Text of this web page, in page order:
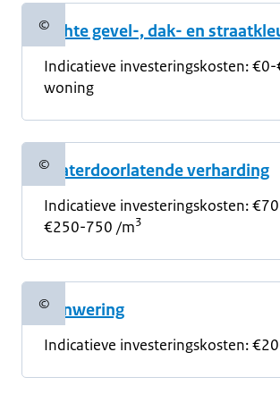
©Copyrightinformatie
Lichte gevel-, dak- en
Indicatieve investeringskosten:€0-
woning
©Copyrightinformatie
Waterdoorlatende verharding
Indicatieve investeringskosten:
€250-750 /m3
©Copyrightinformatie
Zonwering
Indicatieve investeringskosten: